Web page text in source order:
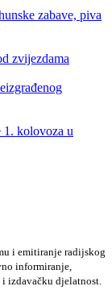
zabave, piva
zvijezdama
1. kolovoza u
i emitiranje radijskog
informiranje,
izdavačku djelatnost.